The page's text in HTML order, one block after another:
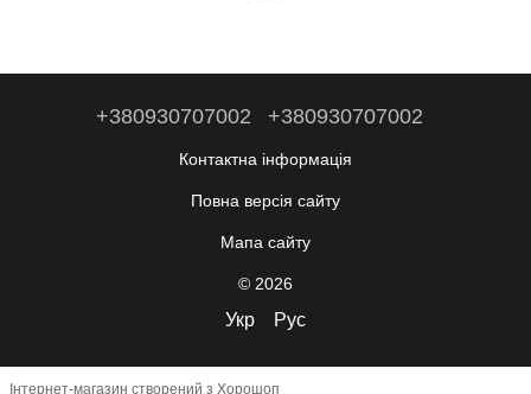
+380930707002 +380930707002
Контактна інформація
Повна версія сайту
Мапа сайту
© 2026
Укр Рус
Інтернет-магазин створений з Хорошоп